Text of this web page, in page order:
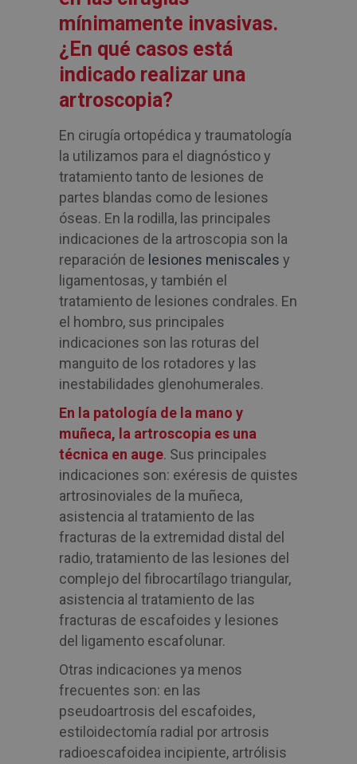
mínimamente invasivas.
¿En qué casos está
indicado realizar una
artroscopia?
En cirugía ortopédica y traumatología
la utilizamos para el diagnóstico y
tratamiento tanto de lesiones de
partes blandas como de lesiones
óseas. En la rodilla, las principales
indicaciones de la artroscopia son la
reparación de lesiones meniscales y
ligamentosas, y también el
tratamiento de lesiones condrales. En
el hombro, sus principales
indicaciones son las roturas del
manguito de los rotadores y las
inestabilidades glenohumerales.
En la patología de la mano y
muñeca, la artroscopia es una
técnica en auge. Sus principales
indicaciones son: exéresis de quistes
artrosinoviales de la muñeca,
asistencia al tratamiento de las
fracturas de la extremidad distal del
radio, tratamiento de las lesiones del
complejo del fibrocartílago triangular,
asistencia al tratamiento de las
fracturas de escafoides y lesiones
del ligamento escafolunar.
Otras indicaciones ya menos
frecuentes son: en las
pseudoartrosis del escafoides,
estiloidectomía radial por artrosis
radioescafoidea incipiente, artrólisis